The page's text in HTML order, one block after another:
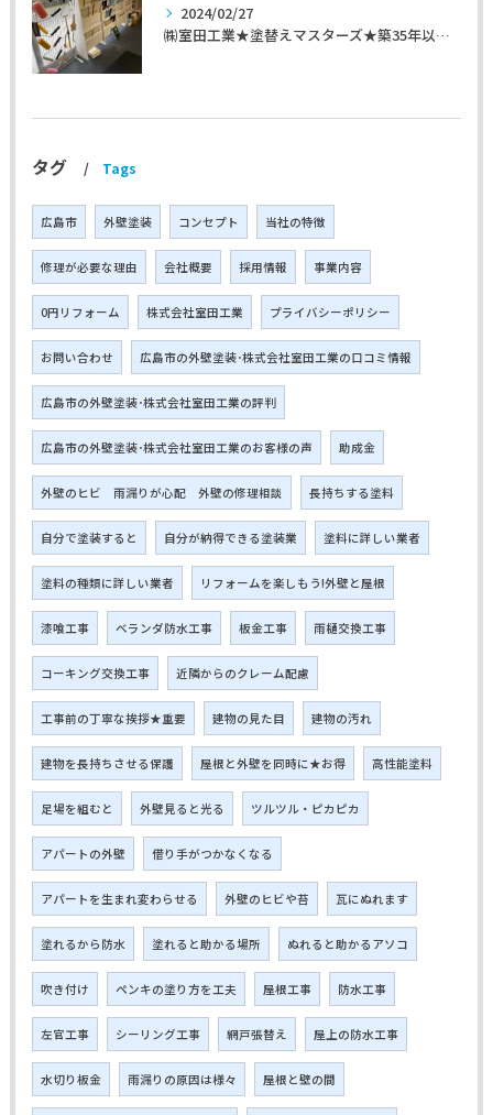
2024/02/27
㈱室田工業★塗替えマスターズ★築35年以上のお宅の施工事例
タグ Tags
広島市 外壁塗装 コンセプト 当社の特徴
修理が必要な理由 会社概要 採用情報 事業内容
0円リフォーム 株式会社室田工業 プライバシーポリシー
お問い合わせ 広島市の外壁塗装･株式会社室田工業の口コミ情報
広島市の外壁塗装･株式会社室田工業の評判
広島市の外壁塗装･株式会社室田工業のお客様の声 助成金
外壁のヒビ 雨漏りが心配 外壁の修理相談 長持ちする塗料
自分で塗装すると 自分が納得できる塗装業 塗料に詳しい業者
塗料の種類に詳しい業者 リフォームを楽しもう!外壁と屋根
漆喰工事 ベランダ防水工事 板金工事 雨樋交換工事
コーキング交換工事 近隣からのクレーム配慮
工事前の丁寧な挨拶★重要 建物の見た目 建物の汚れ
建物を長持ちさせる保護 屋根と外壁を同時に★お得 高性能塗料
足場を組むと 外壁見ると光る ツルツル・ピカピカ
アパートの外壁 借り手がつかなくなる
アパートを生まれ変わらせる 外壁のヒビや苔 瓦にぬれます
塗れるから防水 塗れると助かる場所 ぬれると助かるアソコ
吹き付け ペンキの塗り方を工夫 屋根工事 防水工事
左官工事 シーリング工事 網戸張替え 屋上の防水工事
水切り板金 雨漏りの原因は様々 屋根と壁の間